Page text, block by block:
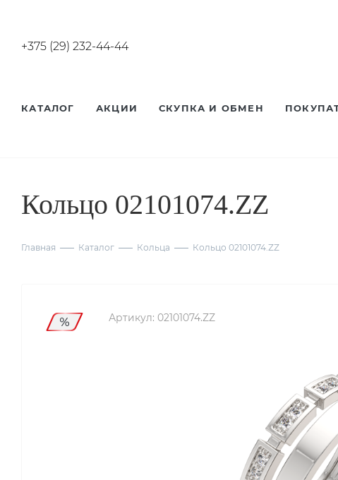
+375 (29) 232-44-44
КАТАЛОГ АКЦИИ СКУПКА И ОБМЕН
Кольцо 02101074.ZZ
Главная Каталог Кольца Кольцо 02101074.ZZ
Артикул: 02101074.ZZ